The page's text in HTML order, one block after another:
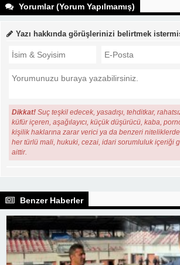
Yorumlar (Yorum Yapılmamış)
Yazı hakkında görüşlerinizi belirtmek
Dikkat! Suç teşkil edecek, yasadışı, tehditkar,
küfür içeren, aşağılayıcı, küçük düşürücü, kaba,
kişilik haklarına zarar verici ya da benzeri
her türlü mali, hukuki, cezai, idari sorumluluk içeriği
aittir.
Benzer Haberler